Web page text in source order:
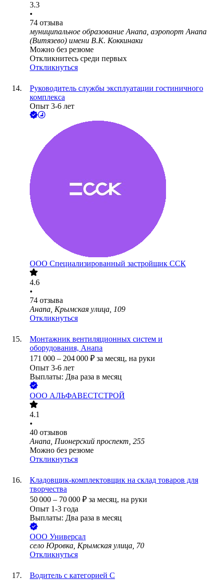
3.3
•
74 отзыва
муниципальное образование Анапа, аэропорт Анапа
(Витязево) имени В.К. Коккинаки
Можно без резюме
Откликнитесь среди первых
Откликнуться
Руководитель службы эксплуатации гостиничного
комплекса
Опыт 3-6 лет
ООО Специализированный застройщик ССК
4.6
•
74 отзыва
Анапа, Крымская улица, 109
Откликнуться
Монтажник вентиляционных систем и
оборудования, Анапа
171 000 – 204 000 ₽ за месяц, на руки
Опыт 3-6 лет
Выплаты: Два раза в месяц
ООО АЛЬФАВЕСТСТРОЙ
4.1
•
40 отзывов
Анапа, Пионерский проспект, 255
Можно без резюме
Откликнуться
Кладовщик-комплектовщик на склад товаров для
творчества
50 000 – 70 000 ₽ за месяц, на руки
Опыт 1-3 года
Выплаты: Два раза в месяц
ООО Универсал
село Юровка, Крымская улица, 70
Откликнуться
Водитель с категорией C